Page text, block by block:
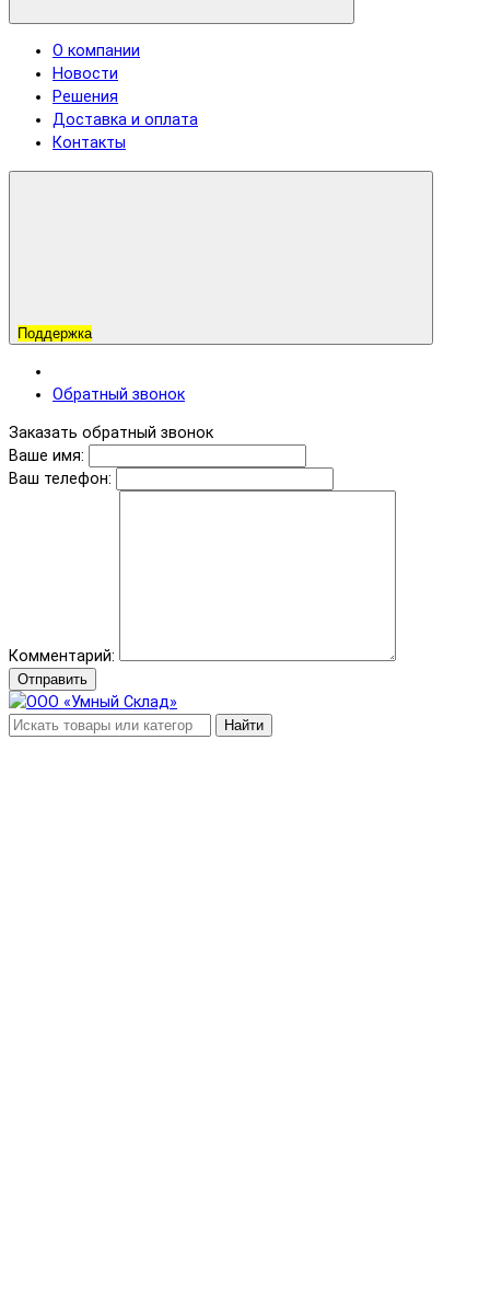
О компании
Новости
Решения
Доставка и оплата
Контакты
Поддержка
Обратный звонок
Заказать обратный звонок
Ваше имя:
Ваш телефон:
Комментарий:
Отправить
Найти